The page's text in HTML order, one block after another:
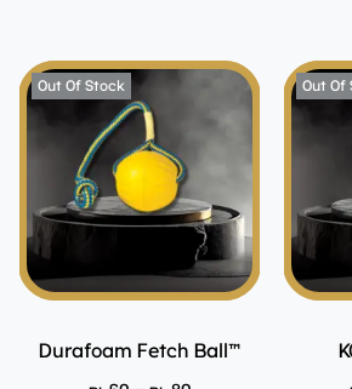
Out Of
Out Of Stock
™Durafoam Fetch Ball